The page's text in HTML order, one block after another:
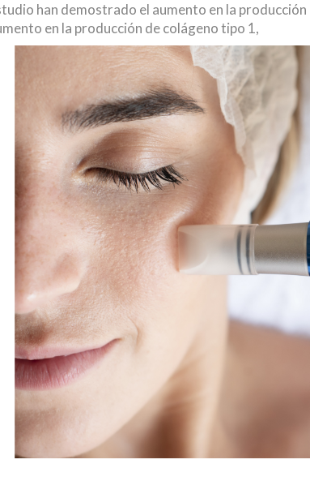
han demostrado el aumento en la
en la producción de colágeno tipo 1,